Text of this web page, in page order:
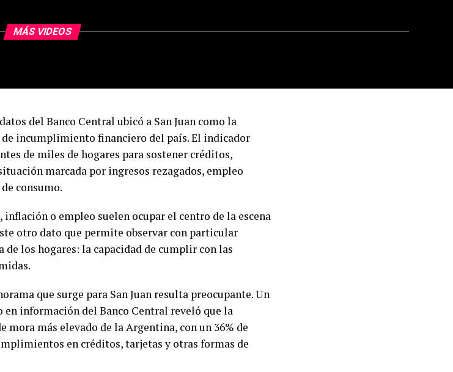
MÁS VIDEOS
del Banco Central ubicó a San Juan como la
incumplimiento financiero del país. El indicador
de miles de hogares para sostener créditos,
marcada por ingresos rezagados, empleo
consumo.
o empleo suelen ocupar el centro de la escena
otro dato que permite observar con particular
los hogares: la capacidad de cumplir con las
que surge para San Juan resulta preocupante. Un
información del Banco Central reveló que la
más elevado de la Argentina, con un 36% de
en créditos, tarjetas y otras formas de